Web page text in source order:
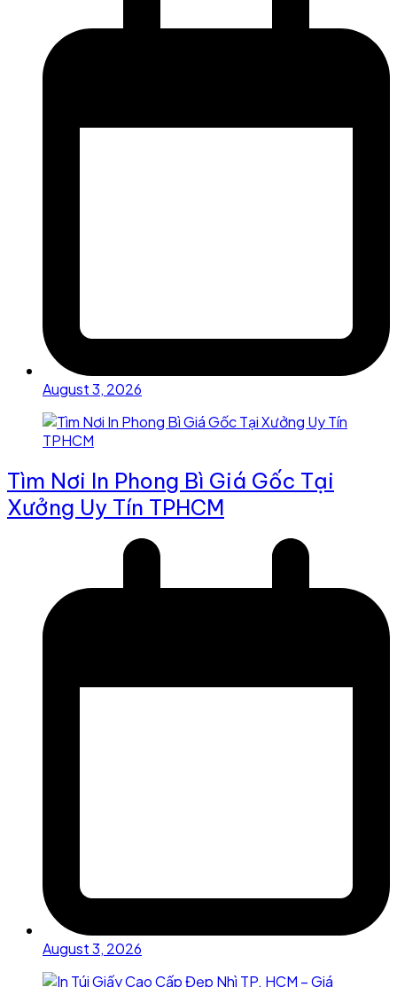
August 3, 2026
Tìm Nơi In Phong Bì Giá Gốc Tại
Xưởng Uy Tín TPHCM
August 3, 2026